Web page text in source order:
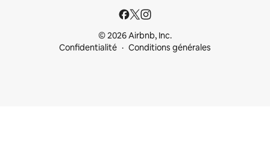
© 2026 Airbnb, Inc.
Confidentialité
Conditions générales